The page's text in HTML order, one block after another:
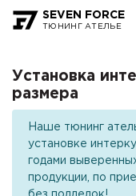
SEVEN FORCE
ТЮНИНГ АТЕЛЬЕ
Установка
размера
Наше тюнинг
установке
годами
продукции, по